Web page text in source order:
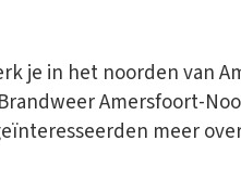
je in het noorden van
Amersfoort-
meer